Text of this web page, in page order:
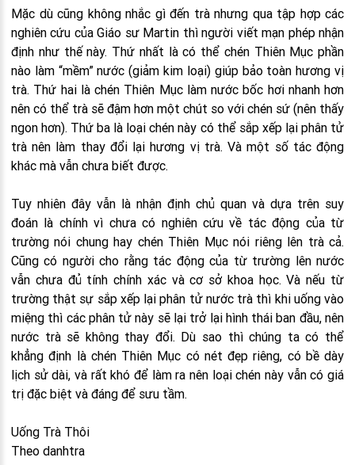
Mặc dù cũng không nhắc gì đến trà nhưng qua tập hợp các
nghiên cứu của Giáo sư Martin thì người viết mạn phép nhận
định như thế này. Thứ nhất là có thể chén Thiên Mục phần
nào làm “mềm” nước (giảm kim loại) giúp bảo toàn hương vị
trà. Thứ hai là chén Thiên Mục làm nước bốc hơi nhanh hơn
nên có thể trà sẽ đậm hơn một chút so với chén sứ (nên thấy
ngon hơn). Thứ ba là loại chén này có thể sắp xếp lại phân tử
trà nên làm thay đổi lại hương vị trà. Và một số tác động
khác mà vẫn chưa biết được.
Tuy nhiên đây vẫn là nhận định chủ quan và dựa trên suy
đoán là chính vì chưa có nghiên cứu về tác động của từ
trường nói chung hay chén Thiên Mục nói riêng lên trà cả.
Cũng có người cho rằng tác động của từ trường lên nước
vẫn chưa đủ tính chính xác và cơ sở khoa học. Và nếu từ
trường thật sự sắp xếp lại phân tử nước trà thì khi uống vào
miệng thì các phân tử này sẽ lại trở lại hình thái ban đầu, nên
nước trà sẽ không thay đổi. Dù sao thì chúng ta có thể
khẳng định là chén Thiên Mục có nét đẹp riêng, có bề dày
lịch sử dài, và rất khó để làm ra nên loại chén này vẫn có giá
trị đặc biệt và đáng để sưu tầm.
Uống Trà Thôi
Theo danhtra